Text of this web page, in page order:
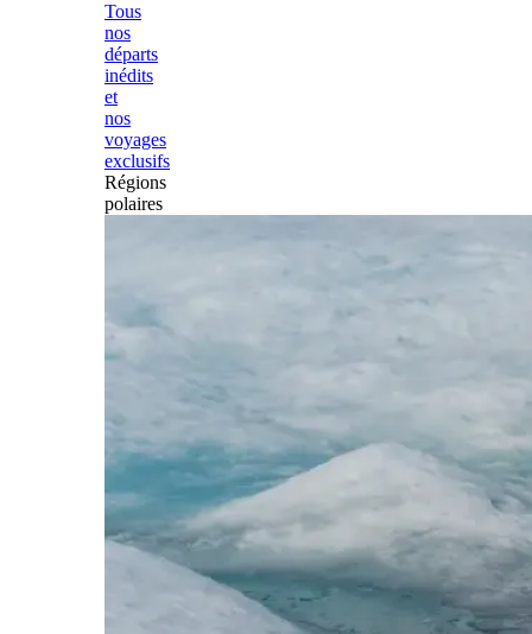
Tous
nos
départs
inédits
et
nos
voyages
exclusifs
Régions
polaires